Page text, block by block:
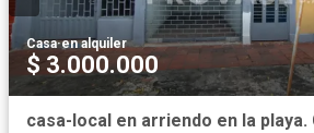
Casa·en alquiler
$ 3.000.000
casa-local en arriendo en la playa.